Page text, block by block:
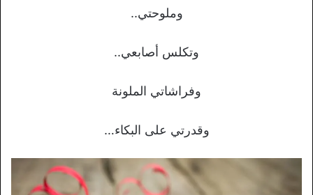
وملوحتي..
وتكلس أصابعي..
وفراشاتي الملونة
وقدرتي على البكاء…